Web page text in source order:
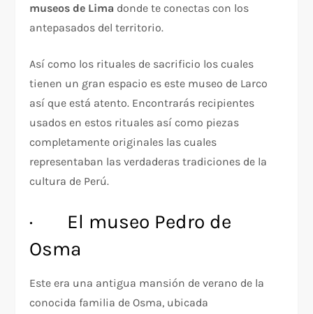
museos de Lima donde te conectas con los
antepasados del territorio.
Así como los rituales de sacrificio los cuales
tienen un gran espacio es este museo de Larco
así que está atento. Encontrarás recipientes
usados en estos rituales así como piezas
completamente originales las cuales
representaban las verdaderas tradiciones de la
cultura de Perú.
· El museo Pedro de
Osma
Este era una antigua mansión de verano de la
conocida familia de Osma, ubicada